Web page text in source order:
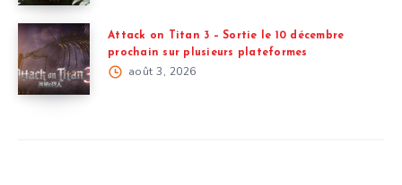
Attack on Titan 3 – Sortie le 10 décembre
prochain sur plusieurs plateformes
août 3, 2026